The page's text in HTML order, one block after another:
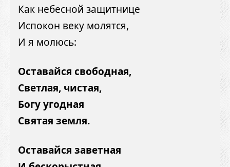
Как небесной защитнице
Испокон веку молятся,
И я молюсь:
Оставайся свободная,
Светлая, чистая,
Богу угодная
Святая земля.
Оставайся заветная